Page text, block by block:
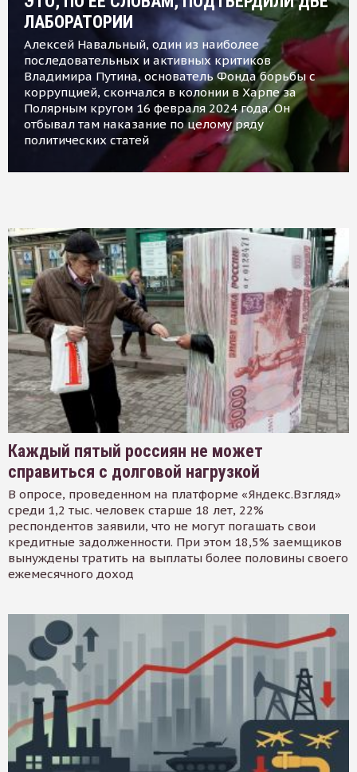
ЛАБОРАТОРИИ
Алексей Навальный, один из наиболее
последовательных и активных критиков
Владимира Путина, основатель Фонда борьбы с
коррупцией, скончался в колонии в Харпе за
Полярным кругом 16 февраля 2024 года. Он
отбывал там наказание по целому ряду
политических статей
Каждый пятый россиян не может
справиться с долговой нагрузкой
В опросе, проведенном на платформе «Яндекс.Взгляд»
среди 1,2 тыс. человек старше 18 лет, 22%
респондентов заявили, что не могут погашать свои
кредитные задолженности. При этом 18,5% заемщиков
вынуждены тратить на выплаты более половины своего
ежемесячного доход